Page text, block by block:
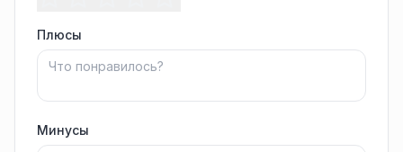
Плюсы
Минусы